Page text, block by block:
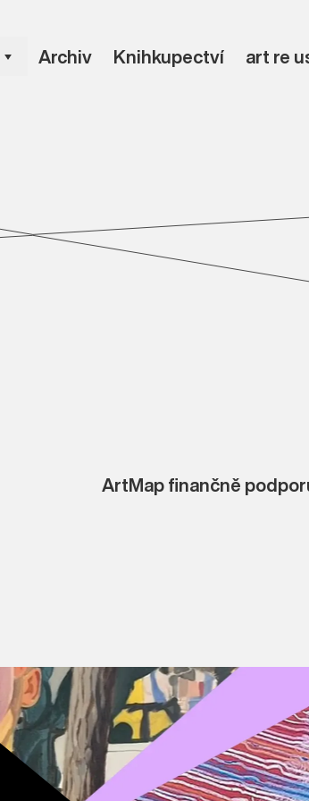
Archiv Knihkupectví art re
ArtMap finančně